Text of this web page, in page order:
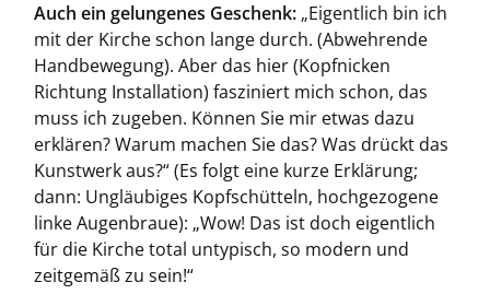
Auch ein gelungenes Geschenk: „Eigentlich bin ich
mit der Kirche schon lange durch. (Abwehrende
Handbewegung). Aber das hier (Kopfnicken
Richtung Installation) fasziniert mich schon, das
muss ich zugeben. Können Sie mir etwas dazu
erklären? Warum machen Sie das? Was drückt das
Kunstwerk aus?“ (Es folgt eine kurze Erklärung;
dann: Ungläubiges Kopfschütteln, hochgezogene
linke Augenbraue): „Wow! Das ist doch eigentlich
für die Kirche total untypisch, so modern und
zeitgemäß zu sein!“